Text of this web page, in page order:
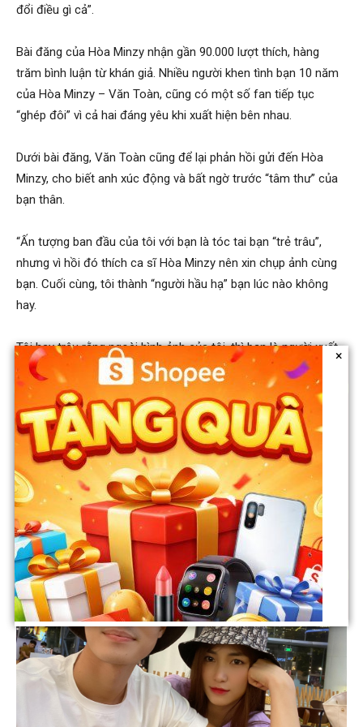
đổi điều gì cả”.
Bài đăng của Hòa Minzy nhận gần 90.000 lượt thích, hàng
trăm bình luận từ khán giả. Nhiều người khen tình bạn 10 năm
của Hòa Minzy – Văn Toàn, cũng có một số fan tiếp tục
“ghép đôi” vì cả hai đáng yêu khi xuất hiện bên nhau.
Dưới bài đăng, Văn Toàn cũng để lại phản hồi gửi đến Hòa
Minzy, cho biết anh xúc động và bất ngờ trước “tâm thư” của
bạn thân.
“Ấn tượng ban đầu của tôi với bạn là tóc tai bạn “trẻ trâu”,
nhưng vì hồi đó thích ca sĩ Hòa Minzy nên xin chụp ảnh cùng
bạn. Cuối cùng, tôi thành “người hầu hạ” bạn lúc nào không
hay.
Tôi hay trêu rằng ngoài hình ảnh của tôi, thì bạn là người xuất
hiện trên Facebook tôi nhiều nhất. Dù sao thì mọi việc vẫn thế,
không có gì thay đổi và hi vọng nó mãi mãi như vậy.
Cảm ơn bạn, sau này đi đám cưới của tôi thì đừng quen miệng
mời Văn Toàn lên hát, cô dâu của tôi lại cho “ăn đấm” đấy.
Mặc dù tôi xúc động nhưng chuyện bạn nợ tôi tiền thì không
được trừ lãi đâu”, cầu thủ sinh năm 1996 hài hước chia sẻ.
×